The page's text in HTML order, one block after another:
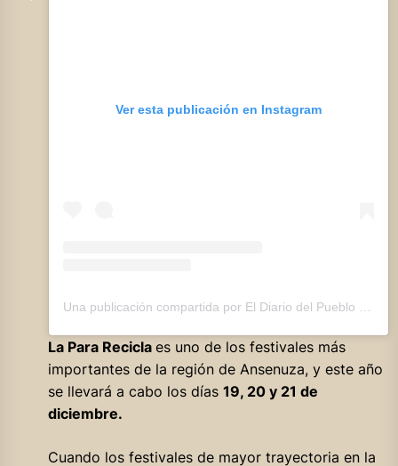
Ver esta publicación en Instagram
La Para Recicla es uno de los festivales más
importantes de la región de Ansenuza, y este año
se llevará a cabo los días 19, 20 y 21 de
diciembre.
Cuando los festivales de mayor trayectoria en la